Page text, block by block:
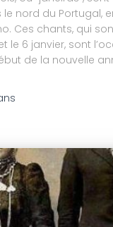
nord du Portugal,
Ces chants, qui
le 6 janvier, sont
de la nouvelle